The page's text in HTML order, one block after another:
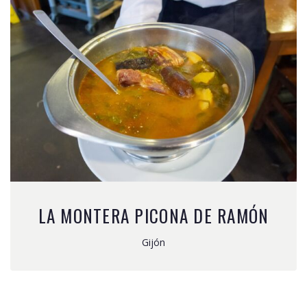
LA MONTERA PICONA DE RAMÓN
Gijón